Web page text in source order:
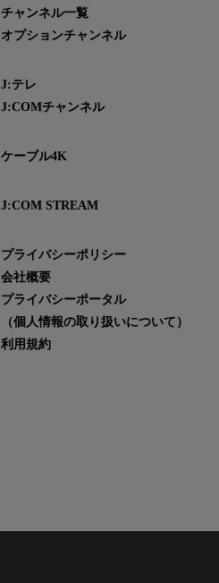
チャンネル一覧
オプションチャンネル
J:テレ
J:COMチャンネル
ケーブル4K
J:COM STREAM
プライバシーポリシー
会社概要
プライバシーポータル
（個人情報の取り扱いについて）
利用規約